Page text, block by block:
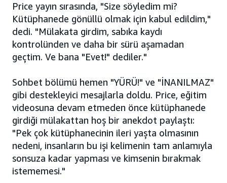
Price yayın sırasında, "Size söyledim mi?
Kütüphanede gönüllü olmak için kabul edildim,"
dedi. "Mülakata girdim, sabıka kaydı
kontrolünden ve daha bir sürü aşamadan
geçtim. Ve bana "Evet!" dediler."
Sohbet bölümü hemen "YÜRÜ!" ve "İNANILMAZ"
gibi destekleyici mesajlarla doldu. Price, eğitim
videosuna devam etmeden önce kütüphanede
girdiği mülakattan hoş bir anekdot paylaştı:
"Pek çok kütüphanecinin ileri yaşta olmasının
nedeni, insanların bu işi kelimenin tam anlamıyla
sonsuza kadar yapması ve kimsenin bırakmak
istememesi."